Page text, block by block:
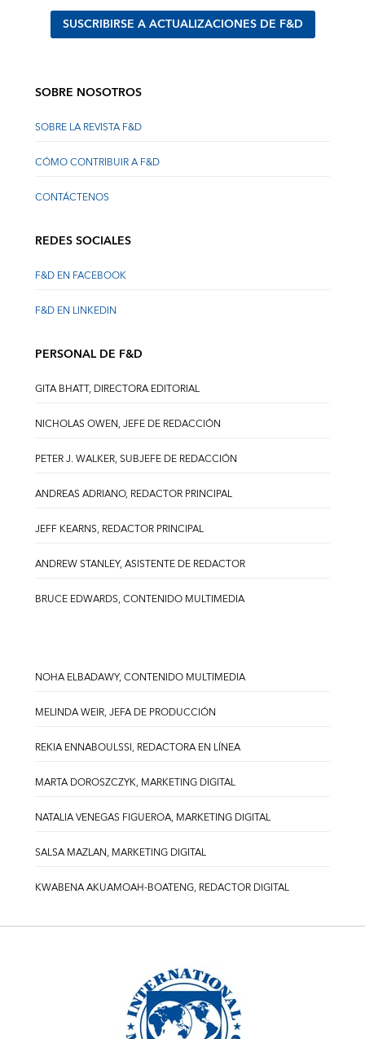
SUSCRIBIRSE A ACTUALIZACIONES DE F&D
SOBRE NOSOTROS
SOBRE LA REVISTA F&D
CÓMO CONTRIBUIR A F&D
CONTÁCTENOS
REDES SOCIALES
F&D EN FACEBOOK
F&D EN LINKEDIN
PERSONAL DE F&D
GITA BHATT, DIRECTORA EDITORIAL
NICHOLAS OWEN, JEFE DE REDACCIÓN
PETER J. WALKER, SUBJEFE DE REDACCIÓN
ANDREAS ADRIANO, REDACTOR PRINCIPAL
JEFF KEARNS, REDACTOR PRINCIPAL
ANDREW STANLEY, ASISTENTE DE REDACTOR
BRUCE EDWARDS, CONTENIDO MULTIMEDIA
NOHA ELBADAWY, CONTENIDO MULTIMEDIA
MELINDA WEIR, JEFA DE PRODUCCIÓN
REKIA ENNABOULSSI, REDACTORA EN LÍNEA
MARTA DOROSZCZYK, MARKETING DIGITAL
NATALIA VENEGAS FIGUEROA, MARKETING DIGITAL
SALSA MAZLAN, MARKETING DIGITAL
KWABENA AKUAMOAH-BOATENG, REDACTOR DIGITAL